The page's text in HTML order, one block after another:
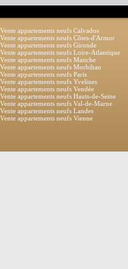
Vente appartements neufs Calvados
Vente appartements neufs Côtes-d'Armor
Vente appartements neufs Gironde
Vente appartements neufs Loire-Atlantique
Vente appartements neufs Manche
Vente appartements neufs Morbihan
Vente appartements neufs Paris
Vente appartements neufs Yvelines
Vente appartements neufs Vendée
Vente appartements neufs Hauts-de-Seine
Vente appartements neufs Val-de-Marne
Vente appartements neufs Landes
Vente appartements neufs Vienne